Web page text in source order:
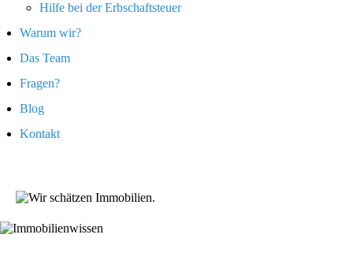
Hilfe bei der Erbschaftsteuer
Warum wir?
Das Team
Fragen?
Blog
Kontakt